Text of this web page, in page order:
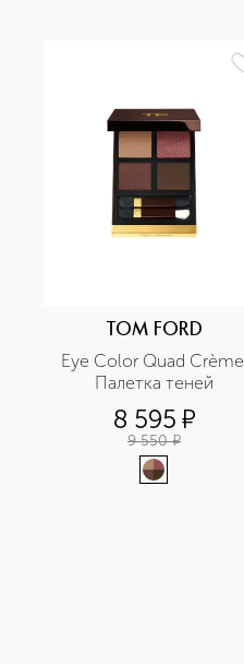
TOM FORD
Eye Color Quad Crème
Палетка теней
8 595 ¤
9 550 ¤